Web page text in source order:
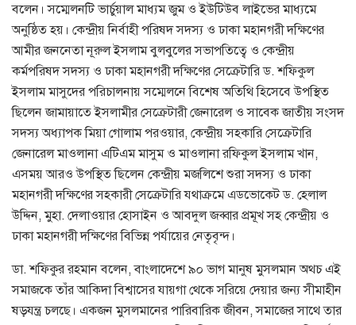
বলেন। সম্মেলনটি ভার্চুয়াল মাধ্যম জুম ও ইউটিউব লাইভের মাধ্যমে
অনুষ্ঠিত হয়। কেন্দ্রীয় নির্বাহী পরিষদ সদস্য ও ঢাকা মহানগরী দক্ষিণের
আমীর জননেতা নূরুল ইসলাম বুলবুলের সভাপতিত্বে ও কেন্দ্রীয়
কর্মপরিষদ সদস্য ও ঢাকা মহানগরী দক্ষিণের সেক্রেটারি ড. শফিকুল
ইসলাম মাসুদের পরিচালনায় সম্মেলনে বিশেষ অতিথি হিসেবে উপস্থিত
ছিলেন জামায়াতে ইসলামীর সেক্রেটারী জেনারেল ও সাবেক জাতীয় সংসদ
সদস্য অধ্যাপক মিয়া গোলাম পরওয়ার, কেন্দ্রীয় সহকারি সেক্রেটারি
জেনারেল মাওলানা এটিএম মাসুম ও মাওলানা রফিকুল ইসলাম খান,
এসময় আরও উপস্থিত ছিলেন কেন্দ্রীয় মজলিশে শুরা সদস্য ও ঢাকা
মহানগরী দক্ষিণের সহকারী সেক্রেটারি যথাক্রমে এডভোকেট ড. হেলাল
উদ্দিন, মুহা. দেলাওয়ার হোসাইন ও আবদুল জব্বার প্রমূখ সহ কেন্দ্রীয় ও
ঢাকা মহানগরী দক্ষিণের বিভিন্ন পর্যায়ের নেতৃবৃন্দ।
ডা. শফিকুর রহমান বলেন, বাংলাদেশে ৯০ ভাগ মানুষ মুসলমান অথচ এই
সমাজকে তাঁর আকিদা বিশ্বাসের যায়গা থেকে সরিয়ে দেয়ার জন্য সীমাহীন
ষড়যন্ত্র চলছে। একজন মুসলমানের পারিবারিক জীবন, সমাজের সাথে তার